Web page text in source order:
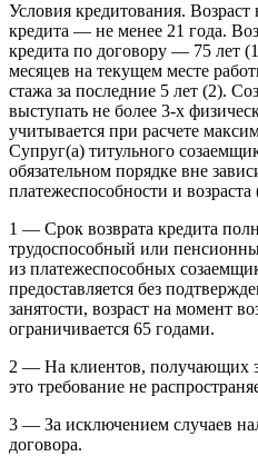
Условия кредитования.
кредита — не менее 21 года.
кредита по договору — 75 лет
месяцев на текущем месте
стажа за последние 5 лет (2).
выступать не более 3-х
учитывается при расчете
Супруг(а) титульного
обязательном порядке вне
платежеспособности и возраста
1 — Срок возврата кредита
трудоспособный или
из платежеспособных
предоставляется без
занятости, возраст на момент
ограничивается 65 годами.
2 — На клиентов, получающих
это требование не
3 — За исключением случаев
договора.